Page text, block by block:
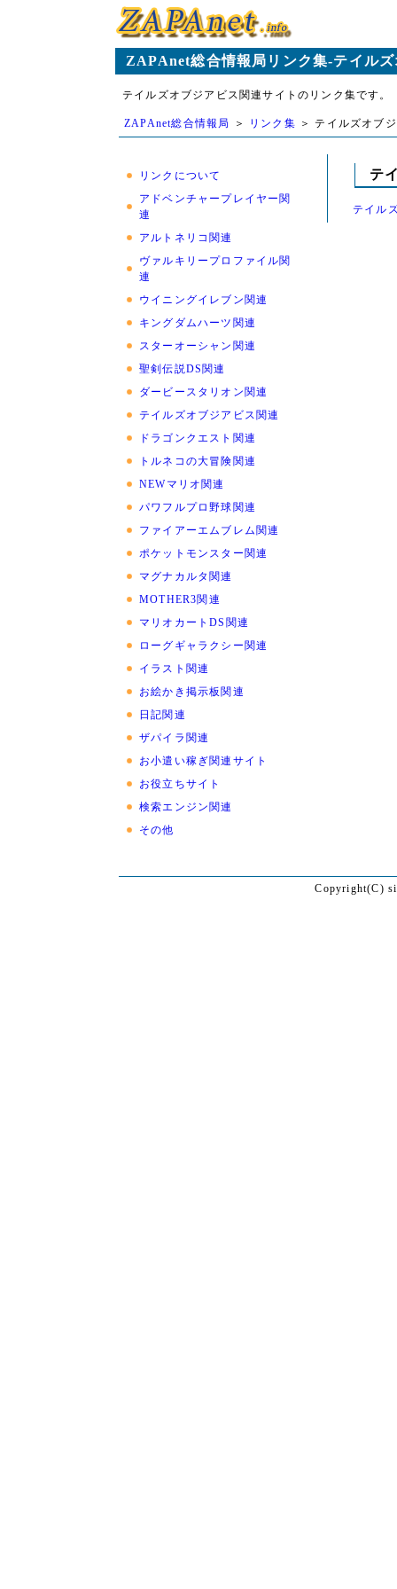
ZAPAnet総合情報局リンク集-テイル
テイルズオブジアビス関連サイトのリンク集です。
ZAPAnet総合情報局 ＞ リンク集 ＞ テイルズオブ
リンクについて
アドベンチャープレイヤー関
連
アルトネリコ関連
ヴァルキリープロファイル関
連
ウイニングイレブン関連
キングダムハーツ関連
スターオーシャン関連
聖剣伝説DS関連
ダービースタリオン関連
テイルズオブジアビス関連
ドラゴンクエスト関連
トルネコの大冒険関連
NEWマリオ関連
パワフルプロ野球関連
ファイアーエムブレム関連
ポケットモンスター関連
マグナカルタ関連
MOTHER3関連
マリオカートDS関連
ローグギャラクシー関連
イラスト関連
お絵かき掲示板関連
日記関連
ザパイラ関連
お小遣い稼ぎ関連サイト
お役立ちサイト
検索エンジン関連
その他
テ
テイル
Copyright(C)